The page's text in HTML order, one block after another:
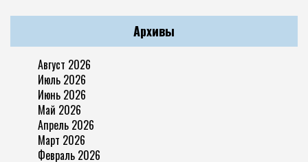
Архивы
Август 2026
Июль 2026
Июнь 2026
Май 2026
Апрель 2026
Март 2026
Февраль 2026